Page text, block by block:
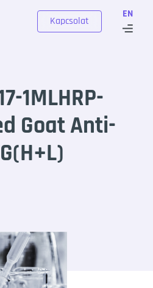
EN
Kapcsolat
1MLHRP-
Goat Anti-